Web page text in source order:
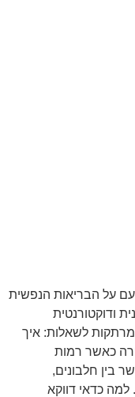
אחד! והפעם על הבריאות הנפשית
ודוקטורנטית
לשאלות: איך
כאשר רמות
בין חלבונים,
למה כדאי דווקא